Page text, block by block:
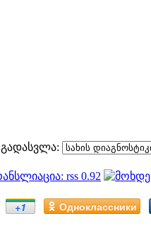
გადასვლა:
+1 Одноклассники